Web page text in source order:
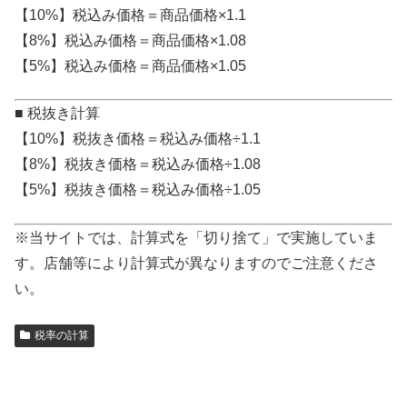
【10%】税込み価格＝商品価格×1.1
【8%】税込み価格＝商品価格×1.08
【5%】税込み価格＝商品価格×1.05
■ 税抜き計算
【10%】税抜き価格＝税込み価格÷1.1
【8%】税抜き価格＝税込み価格÷1.08
【5%】税抜き価格＝税込み価格÷1.05
※当サイトでは、計算式を「切り捨て」で実施していま
す。店舗等により計算式が異なりますのでご注意くださ
い。
税率の計算